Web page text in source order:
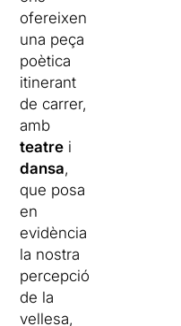
ofereixen
una peça
poètica
itinerant
de carrer,
amb
teatre i
dansa,
que posa
en
evidència
la nostra
percepció
de la
vellesa,